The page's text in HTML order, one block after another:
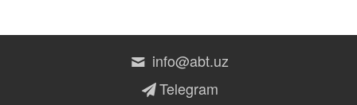
info@abt.uz
Telegram